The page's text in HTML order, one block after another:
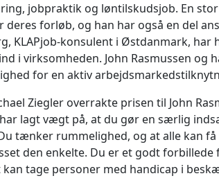
jobpraktik og løntilskudsjob. En
forløb, og han har også en del
KLAPjob-konsulent i Østdanmark, har
i virksomheden. John Rasmussen og
for en aktiv
Ziegler overrakte prisen til John
lagt vægt på, at du gør en særlig
tænker rummelighed, og at alle kan
den enkelte. Du er et godt forbillede
tage personer med handicap i